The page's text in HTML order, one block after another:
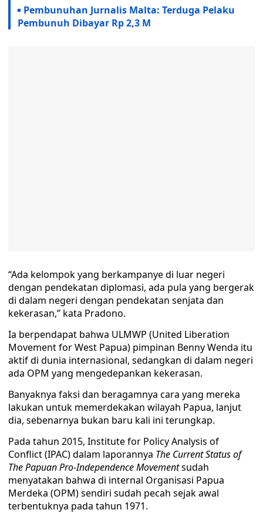
Pembunuhan Jurnalis Malta: Terduga Pelaku
Pembunuh Dibayar Rp 2,3 M
“Ada kelompok yang berkampanye di luar negeri
dengan pendekatan diplomasi, ada pula yang bergerak
di dalam negeri dengan pendekatan senjata dan
kekerasan,” kata Pradono.
Ia berpendapat bahwa ULMWP (United Liberation
Movement for West Papua) pimpinan Benny Wenda itu
aktif di dunia internasional, sedangkan di dalam negeri
ada OPM yang mengedepankan kekerasan.
Banyaknya faksi dan beragamnya cara yang mereka
lakukan untuk memerdekakan wilayah Papua, lanjut
dia, sebenarnya bukan baru kali ini terungkap.
Pada tahun 2015, Institute for Policy Analysis of
Conflict (IPAC) dalam laporannya The Current Status of
The Papuan Pro-Independence Movementsudah
menyatakan bahwa di internal Organisasi Papua
Merdeka (OPM) sendiri sudah pecah sejak awal
terbentuknya pada tahun 1971.